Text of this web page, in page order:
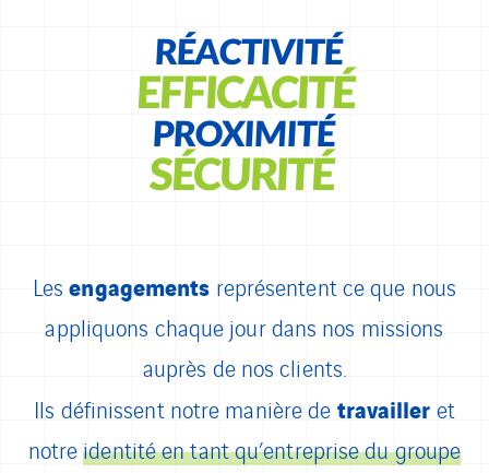
RÉACTIVITÉ
EFFICACITÉ
PROXIMITÉ
SÉCURITÉ
Lesengagements représentent ce que nous
appliquons chaque jour dans nos missions
auprès de nos clients.
Ils définissent notre manière de travailler et
notreidentité en tant qu’entreprise du groupe